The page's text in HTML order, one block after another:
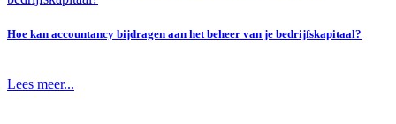
Hoe kan accountancy bijdragen aan het beheer van je bedrijfskapitaal?
Lees meer...